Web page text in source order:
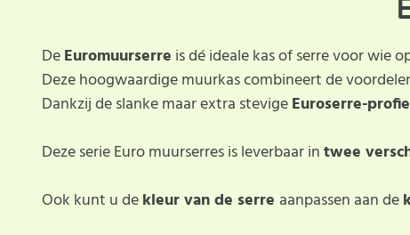
DeEuromuurserre is dé ideale kas of serre voor wie
Deze hoogwaardige muurkas combineert de
Dankzij de slanke maar extra stevigeEuroserre-
Deze serie Euro muurserres is leverbaar intwee
Ook kunt u dekleur van de serre aanpassen aan de